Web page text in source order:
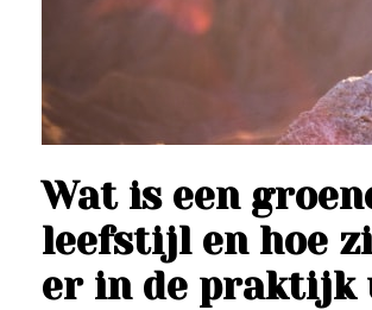
Wat is een
leefstijl en hoe
er in de praktijk